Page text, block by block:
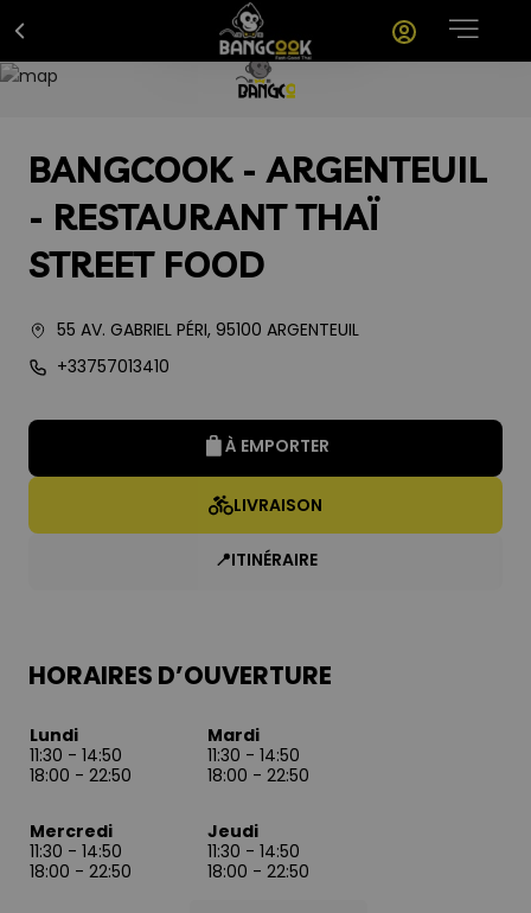
BANGCOOK - ARGENTEUIL
- RESTAURANT THAÏ
STREET FOOD
55 AV. GABRIEL PÉRI, 95100 ARGENTEUIL
+33757013410
À EMPORTER
LIVRAISON
📍ITINÉRAIRE
HORAIRES D’OUVERTURE
Lundi
11:30 - 14:50
18:00 - 22:50
Mardi
11:30 - 14:50
18:00 - 22:50
Mercredi
11:30 - 14:50
18:00 - 22:50
Jeudi
11:30 - 14:50
18:00 - 22:50